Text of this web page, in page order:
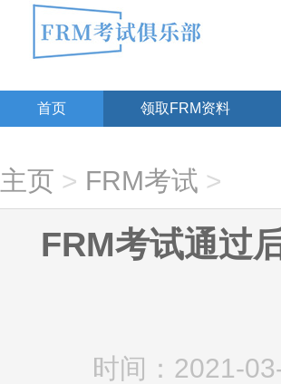
首页 领取FRM资料
主页 > FRM考试 >
FRM考试通过
时间：2021-